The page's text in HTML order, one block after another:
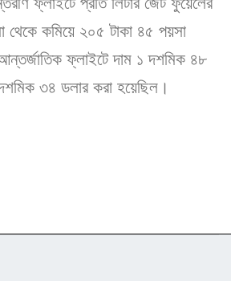
থেকে কমিয়ে ২০৫ টাকা ৪৫ পয়সা
ফ্লাইটে দাম ১ দশমিক ৪৮
৩৪ ডলার করা হয়েছিল।